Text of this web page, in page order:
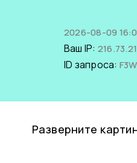
2026-08-09
Ваш IP:
ID запроса:
Разверните